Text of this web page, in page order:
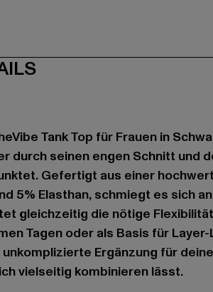
Tank Top für Frauen in
durch seinen engen Schnitt und
Gefertigt aus einer
5% Elasthan, schmiegt es sich
gleichzeitig die nötige
Tagen oder als Basis für
Ergänzung für
vielseitig kombinieren lässt.